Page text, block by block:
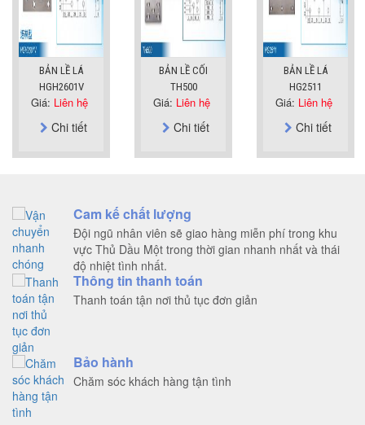
BẢN LỀ LÁ
HGH2601V
Giá: Liên hệ
Chi tiết
BẢN LỀ CỐI
TH500
Giá: Liên hệ
Chi tiết
BẢN LỀ LÁ
HG2511
Giá: Liên hệ
Chi tiết
Cam kế chất lượng
Đội ngũ nhân viên sẽ giao hàng miễn phí trong khu
vực Thủ Dầu Một trong thời gian nhanh nhất và thái
độ nhiệt tình nhất.
Thông tin thanh toán
Thanh toán tận nơi thủ tục đơn giản
Bảo hành
Chăm sóc khách hàng tận tình